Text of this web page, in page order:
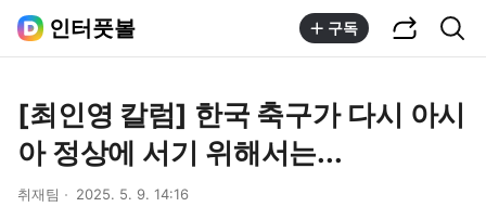
인터풋볼 구독
[최인영 칼럼] 한국 축구가 다시 아시
아 정상에 서기 위해서는...
취재팀 2025. 5. 9. 14:16